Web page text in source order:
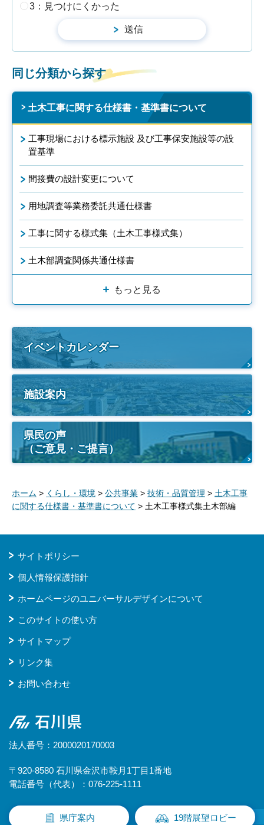
3：見つけにくかった
同じ分類から探す
土木工事に関する仕様書・基準書について
工事現場における標示施設 及び工事保安施設等の設
置基準
間接費の設計変更について
用地調査等業務委託共通仕様書
工事に関する様式集（土木工事様式集）
土木部調査関係共通仕様書
もっと見る
イベントカレンダー
施設案内
県民の声
（ご意見・ご提言）
ホーム > くらし・環境 > 公共事業 > 技術・品質管理 > 土木工事
に関する仕様書・基準書について > 土木工事様式集土木部編
サイトポリシー
個人情報保護指針
ホームページのユニバーサルデザインについて
このサイトの使い方
サイトマップ
リンク集
お問い合わせ
石川県
法人番号：2000020170003
〒920-8580 石川県金沢市鞍月1丁目1番地
電話番号（代表）：076-225-1111
県庁案内 19階展望ロビー